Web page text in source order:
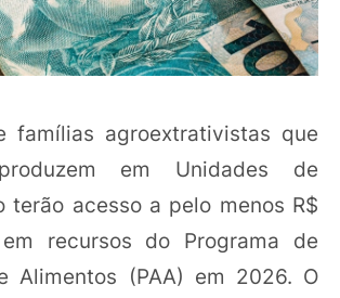
famílias agroextrativistas que
em Unidades de
terão acesso a pelo menos R$
recursos do Programa de
Alimentos (PAA) em 2026. O